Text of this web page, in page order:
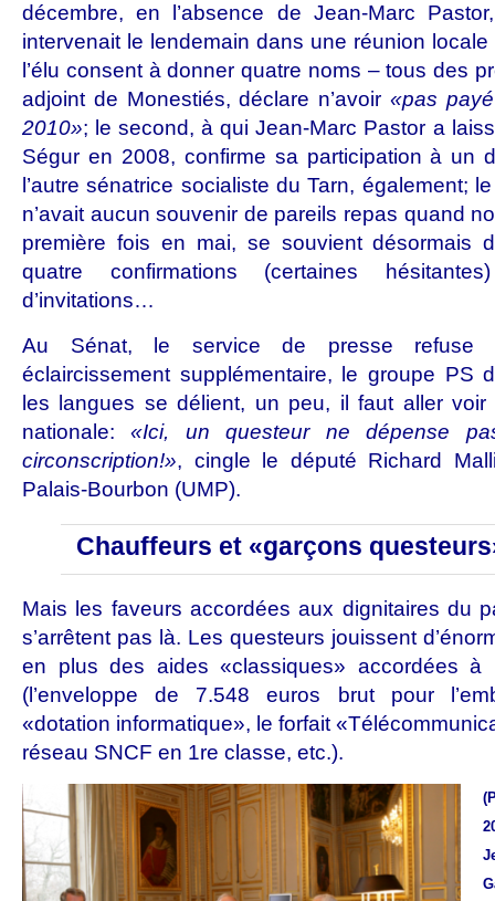
décembre, en l’absence de Jean-Marc
intervenait le lendemain dans une réunion
l’élu consent à donner quatre noms – tous des
adjoint de Monestiés, déclare n’avoir«pas
2010»; le second, à qui Jean-Marc Pastor a
Ségur en 2008, confirme sa participation à un
l’autre sénatrice socialiste du Tarn, également;
n’avait aucun souvenir de pareils repas quand
première fois en mai, se souvient désormais
quatre confirmations (certaines
d’invitations…
Au Sénat, le service de presse refuse
éclaircissement supplémentaire, le groupe PS
les langues se délient, un peu, il faut aller voir
nationale:«Ici, un questeur ne dépense
circonscription!», cingle le député Richard
Palais-Bourbon (UMP).
Chauffeurs et «garçons
Mais les faveurs accordées aux dignitaires du
s’arrêtent pas là. Les questeurs jouissent
en plus des aides «classiques» accordées à
(l’enveloppe de 7.548 euros brut pour
«dotation informatique», le forfait
réseau SNCF en 1re classe, etc.).